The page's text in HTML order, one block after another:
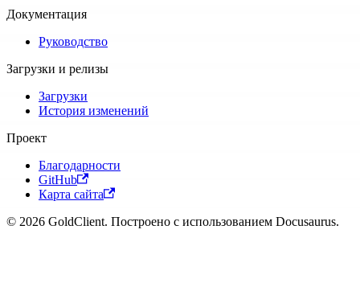
Документация
Руководство
Загрузки и релизы
Загрузки
История изменений
Проект
Благодарности
GitHub
Карта сайта
© 2026 GoldClient. Построено с использованием Docusaurus.